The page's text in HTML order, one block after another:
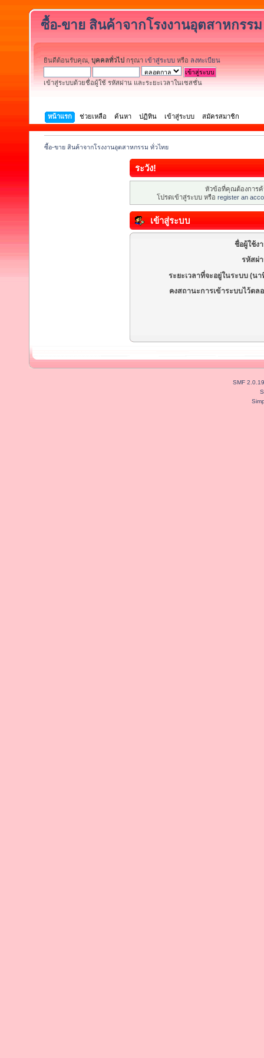
ซื้อ-ขาย สินค้าจากโรงงานอุตสาหกรร
ยินดีต้อนรับคุณ, บุคคลทั่วไป กรุณา เข้าสู่ระบบ หรือ ลงทะเบียน
เข้าสู่ระบบด้วยชื่อผู้ใช้ รหัสผ่าน และระยะเวลาในเซสชั่น
หน้าแรก ช่วยเหลือ ค้นหา ปฏิทิน เข้าสู่ระบบ สมัครสมาชิก
ซื้อ-ขาย สินค้าจากโรงงานอุตสาหกรรม ทั่วไทย
ระวัง!
หัวข้อที่คุณต้องการ
โปรดเข้าสู่ระบบ หรือ register an
เข้าสู่ระบบ
ชื่อผู้ใช้ง
รหัสผ่
ระยะเวลาที่จะอยู่ในระบบ (นา
คงสถานะการเข้าระบบไว้ตล
SMF 2.0.19